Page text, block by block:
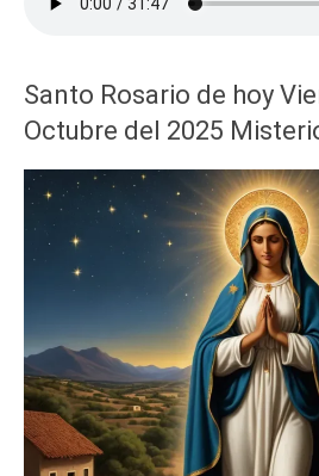
Santo Rosario de hoy
Octubre del 2025